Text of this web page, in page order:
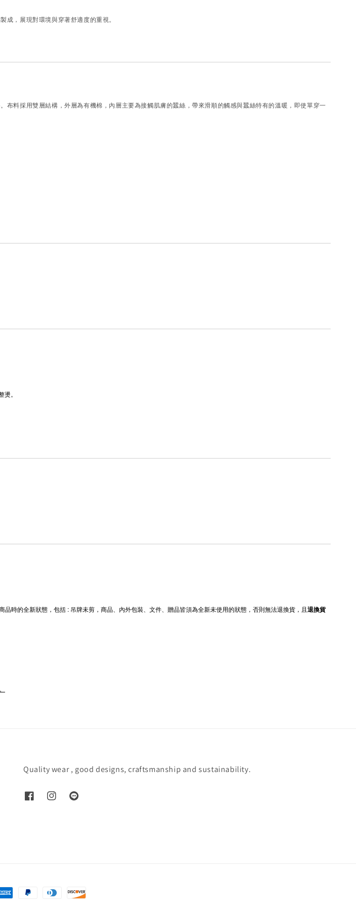
成，展現對環境與穿著舒適度的重視。
料採用雙層結構，外層為有機棉，內層主要為接觸肌膚的蠶絲，帶來滑順的觸感與蠶絲特有的溫暖，即使單穿一
。
時的全新狀態，包括 : 吊牌未剪，商品、內外包裝、文件、贈品皆須為全新未使用的狀態，否則無法退換貨，且退換貨
Quality wear , good designs, craftsmanship and sustainability.